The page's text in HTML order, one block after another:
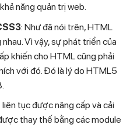
năng quản trị web.
: Như đã nói trên, HTML
Vì vậy, sự phát triển của
khiến cho HTML cũng phải
với đó. Đó là lý do HTML5
tục được nâng cấp và cải
thay thế bằng các module